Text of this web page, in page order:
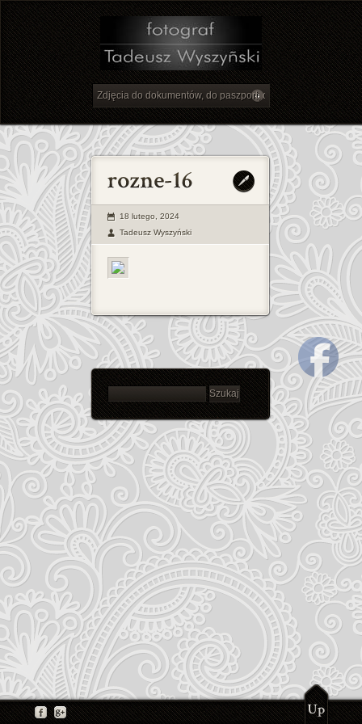
18 lutego, 2024
Tadeusz Wyszyński